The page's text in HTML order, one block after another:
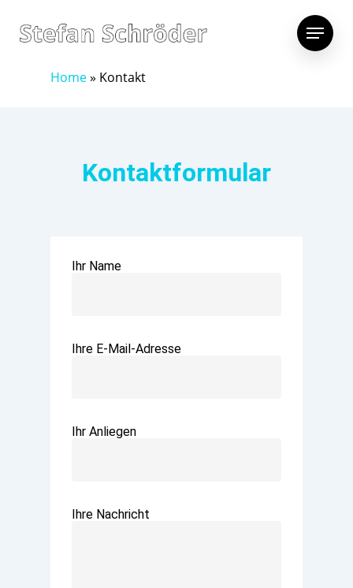
Home» Kontakt
Kontaktformular
Ihr Name
Ihre E-Mail-Adresse
Ihr Anliegen
Ihre Nachricht